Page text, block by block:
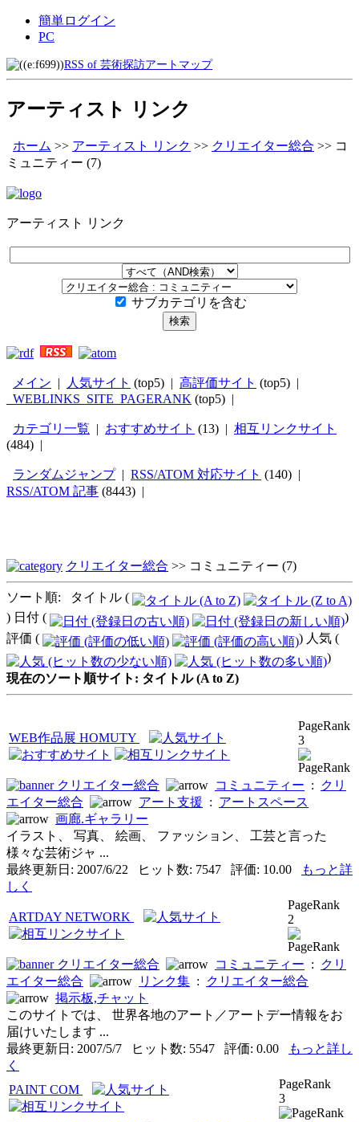
簡単ログイン
PC
RSS of 芸術探訪アートマップ
アーティスト リンク
ホーム >> アーティスト リンク >> クリエイター総合 >> コ
ミュニティー (7)
アーティスト リンク
サブカテゴリを含む
メイン | 人気サイト (top5) | 高評価サイト (top5) |
_WEBLINKS_SITE_PAGERANK (top5) |
カテゴリ一覧 | おすすめサイト (13) | 相互リンクサイト
(484) |
ランダムジャンプ| RSS/ATOM 対応サイト (140) |
RSS/ATOM 記事 (8443) |
クリエイター総合 >> コミュニティー (7)
ソート順: タイトル (
) 日付 (
)
評価 (
) 人気 (
)
現在のソート順サイト: タイトル (A to Z)
WEB作品展 HOMUTY
PageRank
3
クリエイター総合 コミュニティー :
クリ
エイター総合
アート支援 : アートスペース
画廊.ギャラリー
イラスト、 写真、 絵画、 ファッション、 工芸と言った
様々な芸術ジャ ...
最終更新日: 2007/6/22 ヒット数: 7547 評価: 10.00
もっと詳
しく
ARTDAY NETWORK
PageRank
2
クリエイター総合 コミュニティー :
クリ
エイター総合
リンク集 :
クリエイター総合
掲示板,チャット
このサイトでは、 世界各地のアート／アートデー情報をお
届けいたします ...
最終更新日: 2007/5/7 ヒット数: 5547 評価: 0.00
もっと詳し
く
PAINT COM
PageRank
3